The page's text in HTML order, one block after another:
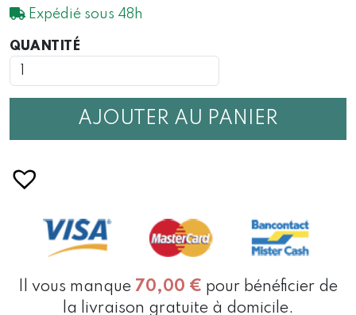
Expédié sous 48h
QUANTITÉ
SUISSE
SPARTAN
AJOUTER AU PANIER
Il vous manque 70,00 € pour bénéficier de
la livraison gratuite à domicile.